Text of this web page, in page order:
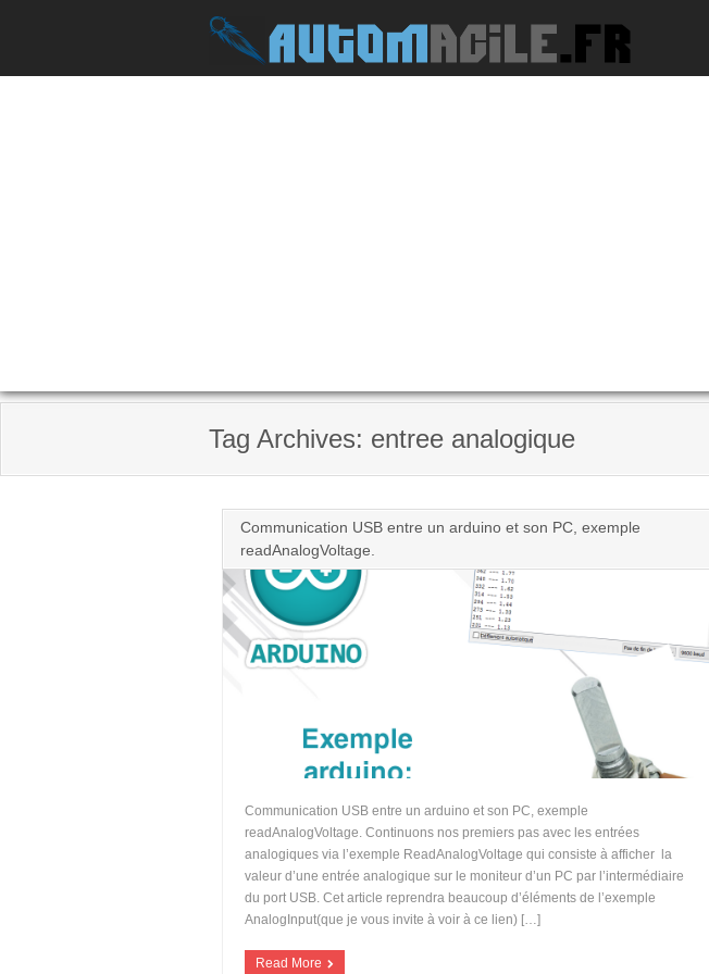
Tag Archives: entree analogique
Communication USB entre un arduino et son PC, exemple
readAnalogVoltage.
Communication USB entre un arduino et son PC, exemple
readAnalogVoltage. Continuons nos premiers pas avec les entrées
analogiques via l’exemple ReadAnalogVoltage qui consiste à afficher la
valeur d’une entrée analogique sur le moniteur d’un PC par l’intermédiaire
du port USB. Cet article reprendra beaucoup d’éléments de l’exemple
AnalogInput(que je vous invite à voir à ce lien) […]
Read More